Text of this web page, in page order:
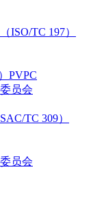
ISO/TC 197）
PVPC
员会
TC 309）
员会